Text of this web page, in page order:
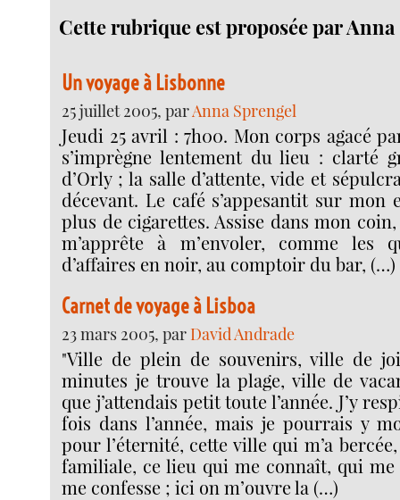
Cette rubrique est proposée par
Un voyage à Lisbonne
25 juillet 2005, parAnna Sprengel
Jeudi 25 avril : 7h00. Mon corps agacé
s’imprègne lentement du lieu : clarté
d’Orly ; la salle d’attente, vide et
décevant. Le café s’appesantit sur mon
plus de cigarettes. Assise dans mon
m’apprête à m’envoler, comme les
d’affaires en noir, au comptoir du bar, (…)
Carnet de voyage à Lisboa
23 mars 2005, par David Andrade
"Ville de plein de souvenirs, ville de
minutes je trouve la plage, ville de
que j’attendais petit toute l’année. J’y
fois dans l’année, mais je pourrais y
pour l’éternité, cette ville qui m’a
familiale, ce lieu qui me connaît, qui me
me confesse ; ici on m’ouvre la (…)